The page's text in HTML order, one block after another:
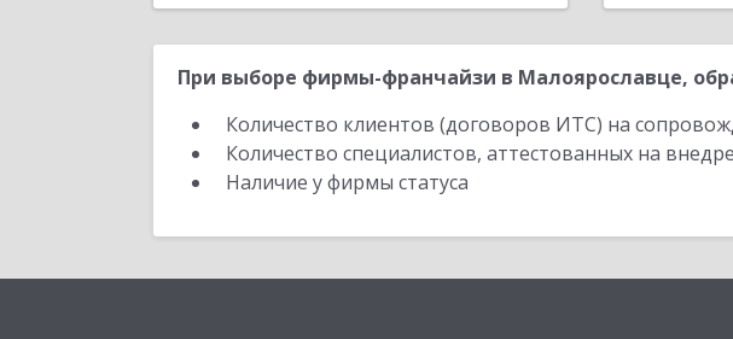
При выборе фирмы-франчайзи в Малоярославце,
Количество клиентов (договоров ИТС) на
Количество специалистов, аттестованных на
Наличие у фирмы статуса